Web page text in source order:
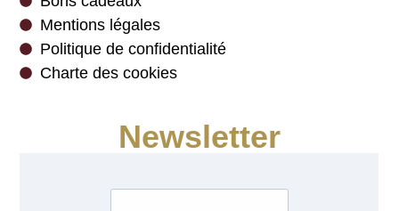
Mentions légales
Politique de confidentialité
Charte des cookies
Newsletter